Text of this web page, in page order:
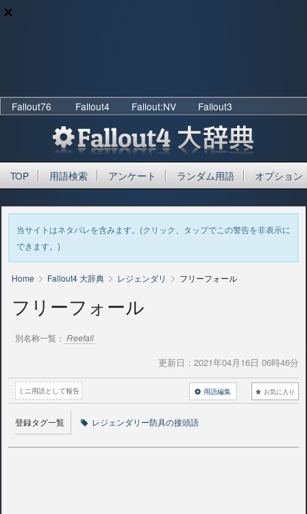
Fallout76 Fallout4 Fallout:NV Fallout3
TOP 用語検索 アンケート ランダム用語 オプション
当サイトはネタバレを含みます。(クリック、タップでこの警告を非表示に
できます。)
Home > Fallout4 大辞典 > レジェンダリ > フリーフォール
フリーフォール
別名称一覧： Freefall
更新日： 2021年04月16日 06時46分
ミニ用語として報告 お気に入り
用語編集
登録タグ一覧 レジェンダリー防具の接頭語